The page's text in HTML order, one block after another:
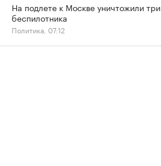
На подлете к Москве уничтожили три
беспилотника
Политика, 07:12